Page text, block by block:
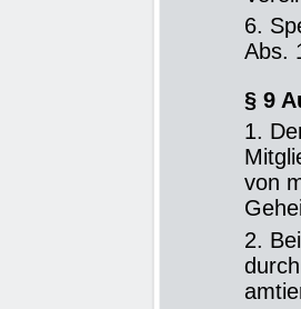
6.
Abs.
§ 9
1.
von
2.